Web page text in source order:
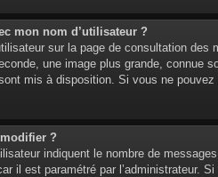
mon nom d’utilisateur ?
sur la page de consultation
une image plus grande, connue
mis à disposition. Si vous ne
?
indiquent le nombre de
il est paramétré par